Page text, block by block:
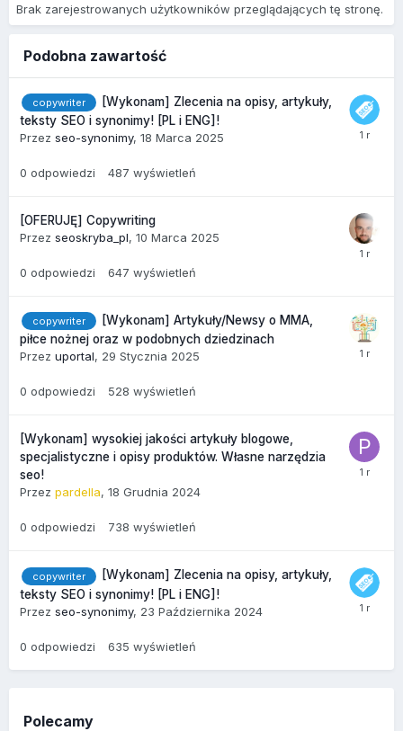
Brak zarejestrowanych użytkowników przeglądających tę stronę.
Podobna zawartość
copywriter
[Wykonam] Zlecenia na opisy, artykuły,
teksty SEO i synonimy! [PL i ENG]!
Przez seo-synonimy, 18 Marca 2025
0 odpowiedzi 487 wyświetleń
[OFERUJĘ] Copywriting
Przez seoskryba_pl, 10 Marca 2025
0 odpowiedzi 647 wyświetleń
copywriter
[Wykonam] Artykuły/Newsy o MMA,
piłce nożnej oraz w podobnych dziedzinach
Przez uportal, 29 Stycznia 2025
0 odpowiedzi 528 wyświetleń
[Wykonam] wysokiej jakości artykuły blogowe,
specjalistyczne i opisy produktów. Własne narzędzia
seo!
Przez pardella, 18 Grudnia 2024
0 odpowiedzi 738 wyświetleń
copywriter
[Wykonam] Zlecenia na opisy, artykuły,
teksty SEO i synonimy! [PL i ENG]!
Przez seo-synonimy, 23 Października 2024
0 odpowiedzi 635 wyświetleń
Polecamy